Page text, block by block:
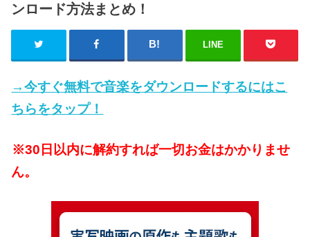
ンロード方法まとめ！
LINE
→今すぐ無料で音楽をダウンロードするにはこ
ちらをタップ！
※30日以内に解約すれば一切お金はかかりませ
ん。